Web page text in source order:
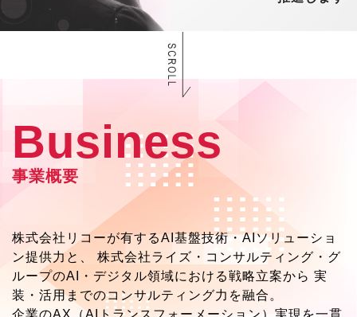
Business
事業概要
株式会社リコーが有するAI基盤技術・AIソリューショ
ン提供力と、
株式会社ライズ・コンサルティング・グ
ループのAI・デジタル領域における戦略立案から 実
装・活用までのコンサルティング力を融合。
企業のAX（AIトランスフォーメーション）実現を一貫